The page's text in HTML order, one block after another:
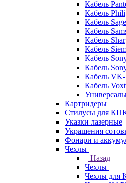
Кабель
Кабель
Кабель
Кабель
Кабель
Кабель
Кабель
Кабель
Кабель
Кабель
Картридеры
Стилусы для
Указки лазерные
Украшения
Фонари и
Чехлы
Назад
Чехлы
Чехлы для